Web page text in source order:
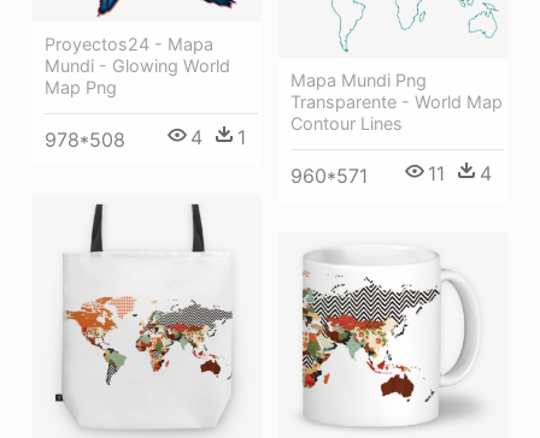
Proyectos24 - Mapa
Mundi - Glowing World
Map Png
978*508 4 1
Mapa Mundi Png
Transparente - World Map
Contour Lines
960*571 11 4